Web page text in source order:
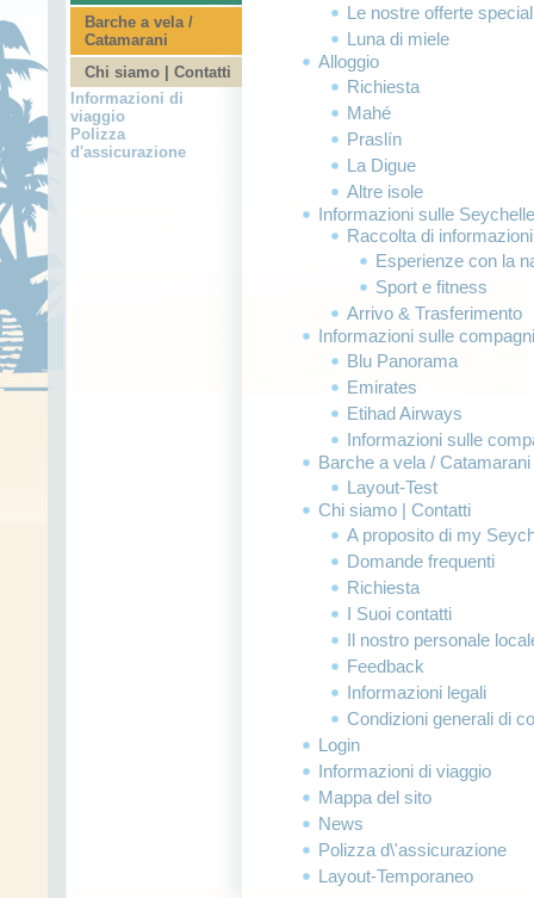
Barche a vela /
Catamarani
Chi siamo | Contatti
Informazioni di
viaggio
Polizza
d'assicurazione
Le nostre offerte
Luna di miele
Alloggio
Richiesta
Mahé
Praslín
La Digue
Altre isole
Informazioni sulle
Raccolta di informazioni
Esperienze con la
Sport e fitness
Arrivo & Trasferimento
Informazioni sulle
Blu Panorama
Emirates
Etihad Airways
Informazioni sulle
Barche a vela / Catamarani
Layout-Test
Chi siamo | Contatti
A proposito di my
Domande frequenti
Richiesta
I Suoi contatti
Il nostro personale
Feedback
Informazioni legali
Condizioni generali di
Login
Informazioni di viaggio
Mappa del sito
News
Polizza d\'assicurazione
Layout-Temporaneo